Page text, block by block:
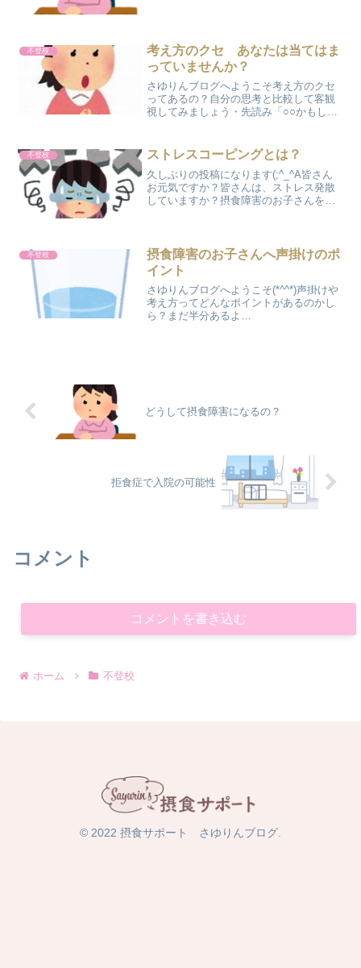
不登校
考え方のクセ あなたは当てはま
っていませんか？
さゆりんブログへようこそ考え方のクセ
ってあるの？自分の思考と比較して客観
視してみましょう・先読み「○○かもしれ
あるのに確かめないうちから悪い予想を
立ててしまいます。〈...
不登校 ストレスコーピングとは？
久しぶりの投稿になります(;^_^A皆さん
お元気ですか？皆さんは、ストレス発散
していますか？摂食障害のお子さんをお
不足だったり、人間...
不登校
摂食障害のお子さんへ声掛けのポ
イント
さゆりんブログへようこそ(*^^*)声掛けや
考え方ってどんなポイントがあるのかし
ら？まだ半分あるよ
どうして摂食障害になるの？
拒食症で入院の可能性
コメント
コメントを書き込む
ホーム 不登校
© 2022 摂食サポート さゆりんブログ.